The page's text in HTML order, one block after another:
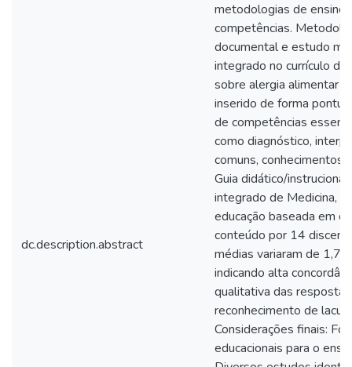
dc.description.abstract
metodologias de ensino
competências.
documental e estudo
integrado no currículo
sobre alergia alimentar
inserido de forma
de competências
como diagnóstico,
comuns, conhecimentos
Guia didático/
integrado de Medicina,
educação baseada em
conteúdo por 14
médias variaram de
indicando alta
qualitativa das
reconhecimento de
Considerações finais:
educacionais para o